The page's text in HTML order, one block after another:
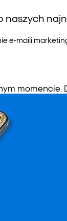
naszych
e-maili
momencie.